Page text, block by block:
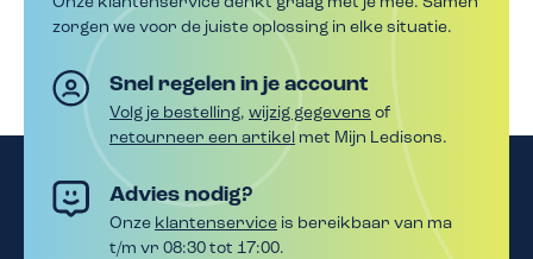
zorgen we voor de juiste oplossing in elke situatie.
Snel regelen in je account
Volg je bestelling, wijzig gegevens of
retourneer een artikel met Mijn Ledisons.
Advies nodig?
Onze klantenservice is bereikbaar van ma
t/m vr 08:30 tot 17:00.